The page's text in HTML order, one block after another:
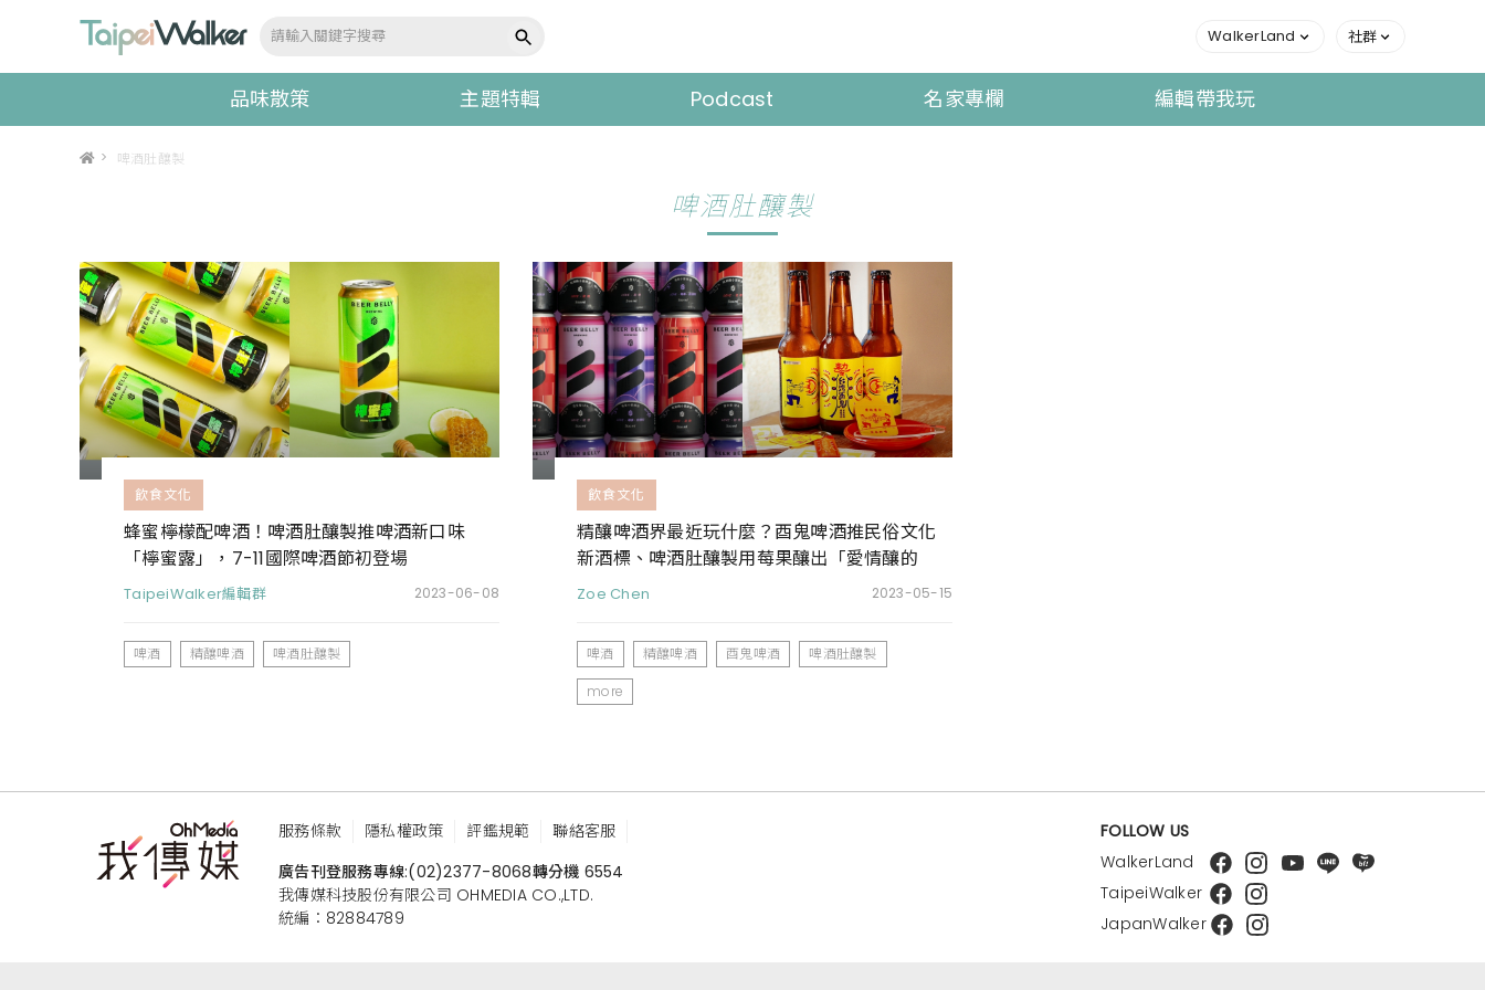
WalkerLand 社群
品味散策 主題特輯 Podcast 名家專欄 編輯帶我玩
> 啤酒肚釀製
啤酒肚釀製
飲食文化
蜂蜜檸檬配啤酒！啤酒肚釀製推啤酒新口味
「檸蜜露」，7-11國際啤酒節初登場
TaipeiWalker編輯群 2023-06-08
啤酒 精釀啤酒 啤酒肚釀製
飲食文化
精釀啤酒界最近玩什麼？酉鬼啤酒推民俗文化
新酒標、啤酒肚釀製用莓果釀出「愛情釀的
酒」
Zoe Chen 2023-05-15
啤酒 精釀啤酒 酉鬼啤酒
啤酒肚釀製
more
服務條款 隱私權政策 評鑑規範
聯絡客服
廣告刊登服務專線:(02)2377-8068轉分機 6554
我傳媒科技股份有限公司 OHMEDIA CO.,LTD.
統編：82884789
FOLLOW US
WalkerLand
TaipeiWalker
JapanWalker